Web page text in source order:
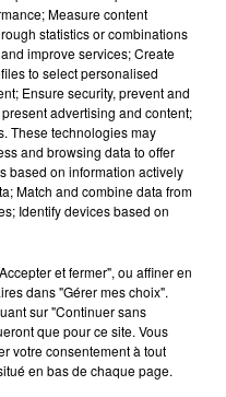
: TROIS
EXPLORER...
lourdes ni de diplômes
marine. Cet été, un
Measure content
statistics or combinations
improve services; Create
to select personalised
Ensure security, prevent and
advertising and content;
These technologies may
and browsing data to offer
based on information actively
Match and combine data from
Identify devices based on
et fermer", ou affiner en
dans "Gérer mes choix".
sur "Continuer sans
que pour ce site. Vous
votre consentement à tout
en bas de chaque page.